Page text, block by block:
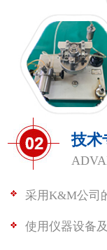
技术
采用K&M公司
使用仪器设备